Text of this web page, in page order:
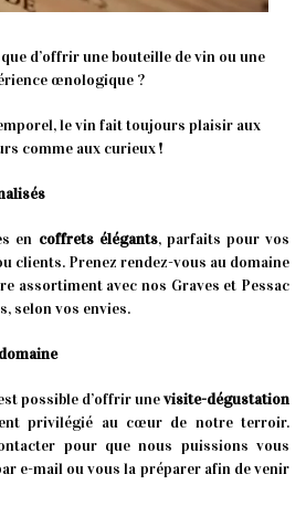
d’offrir une bouteille de vin ou une
œnologique ?
le vin fait toujours plaisir aux
comme aux curieux !
en coffrets élégants, parfaits pour vos
clients. Prenez rendez-vous au domaine
assortiment avec nos Graves et Pessac
selon vos envies.
possible d’offrir unevisite-dégustation
privilégié au cœur de notre terroir.
pour que nous puissions vous
e-mail ou vous la préparer afin de venir